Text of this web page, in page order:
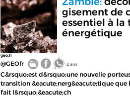
geo.fr
gisement de
essentiel à la
énergétique
@GEOfr 2 ans
C&rsquo;est d&rsquo;une nouvelle
transition &eacute;nerg&eacute;tique que
fait l&rsquo;&eacute;ch